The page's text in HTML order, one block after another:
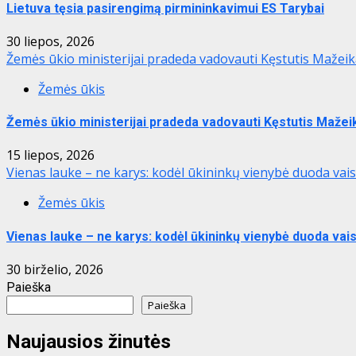
Lietuva tęsia pasirengimą pirmininkavimui ES Tarybai
30 liepos, 2026
Žemės ūkio ministerijai pradeda vadovauti Kęstutis
Žemės ūkis
Žemės ūkio ministerijai pradeda vadovauti Kęstutis
15 liepos, 2026
Vienas lauke – ne karys: kodėl ūkininkų vienybė duoda
Žemės ūkis
Vienas lauke – ne karys: kodėl ūkininkų vienybė duoda
30 birželio, 2026
Paieška
Paieška
Naujausios žinutės